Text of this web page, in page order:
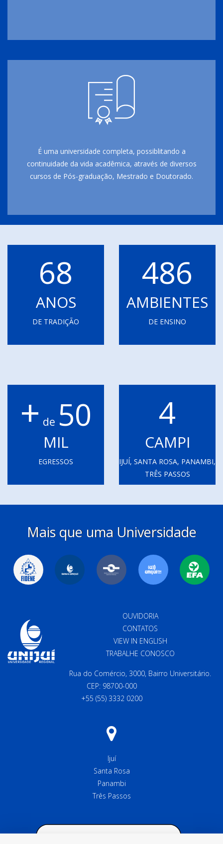
É uma universidade completa, possiblitando a
continuidade da vida acadêmica, através de diversos
cursos de Pós-graduação, Mestrado e Doutorado.
68
ANOS
DE TRADIÇÃO
486
AMBIENTES
DE ENSINO
+ de 50
MIL
EGRESSOS
4
CAMPI
IJUÍ, SANTA ROSA, PANAMBI,
TRÊS PASSOS
Mais que uma Universidade
OUVIDORIA
CONTATOS
VIEW IN ENGLISH
TRABALHE CONOSCO
Rua do Comércio, 3000, Bairro Universitário.
CEP: 98700-000
+55 (55) 3332 0200
Ijuí
Santa Rosa
Panambi
Três Passos